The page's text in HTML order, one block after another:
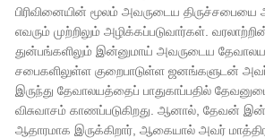
பிரிவினையின் மூலம் அவருடைய திருச்சபையை
எவரும் முற்றிலும் அழிக்கப்படுவார்கள்.
துன்பங்களிலும் இன்னுமாய் அவருடைய
சபைகளிலுள்ள குறைபாடுள்ள ஜனங்களுடன்
இருந்து தேவாலயத்தைப் பாதுகாப்பதில்
விசுவாசம் காணப்படுகிறது. ஆனால், தேவன்
ஆதாரமாக இருக்கிறார், ஆகையால் அவர்